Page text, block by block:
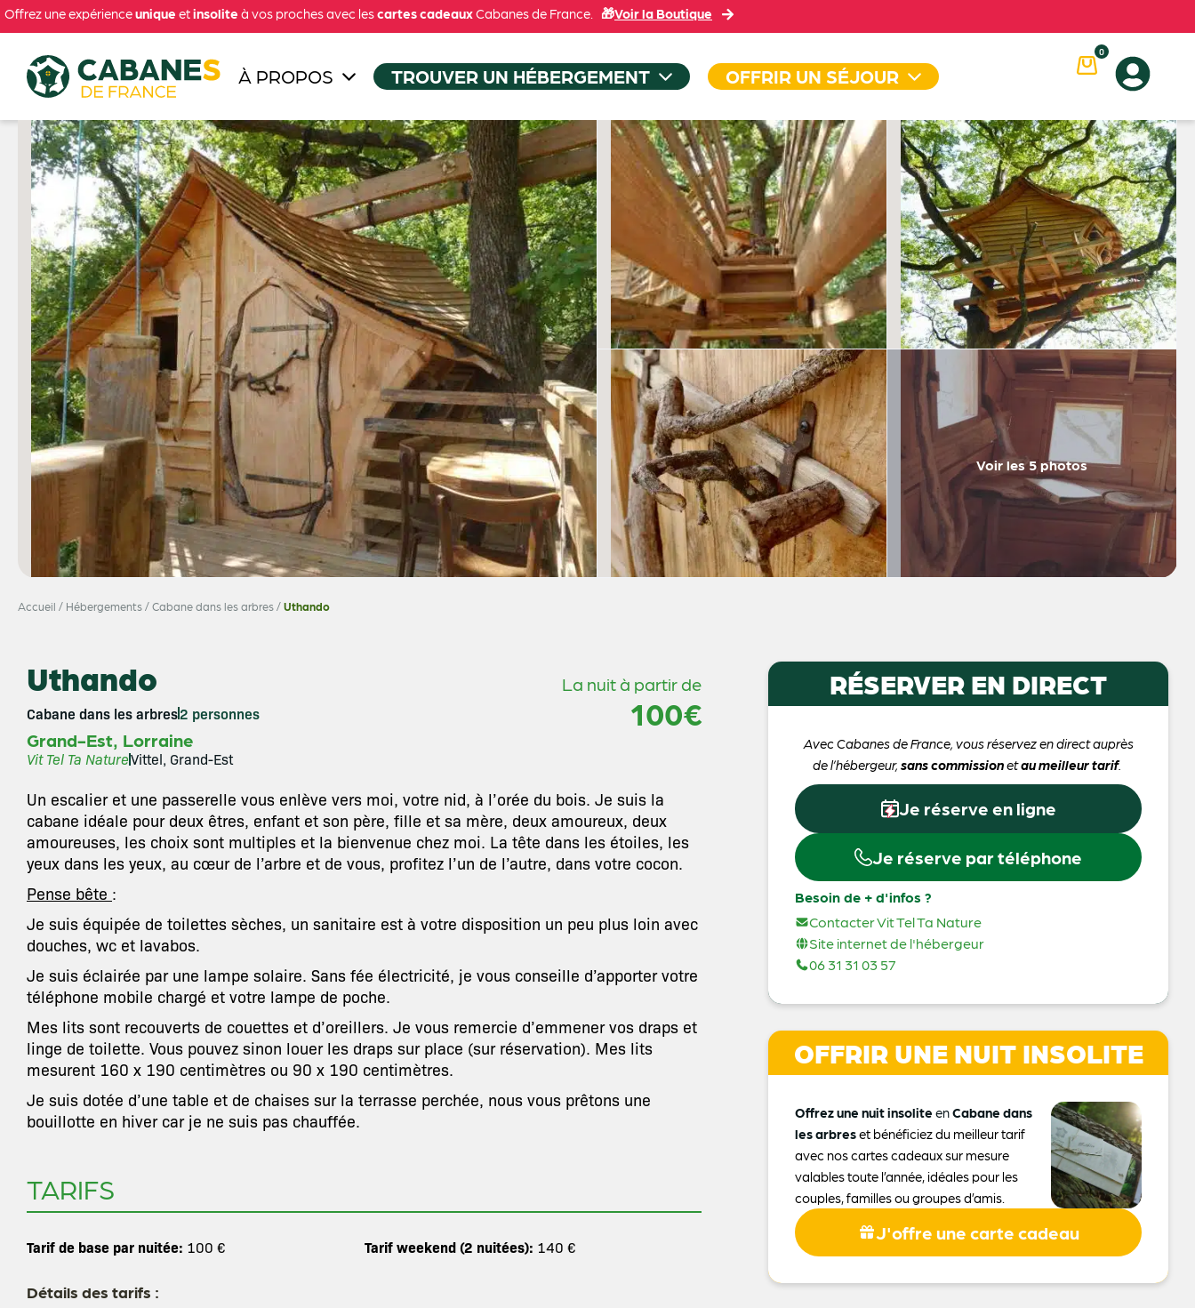
Offrez une expérienceunique etinsolite à vos proches avec lescartes cadeauxCabanes de France. 🎁Voir la Boutique
À PROPOS TROUVER UN HÉBERGEMENT OFFRIR UN SÉJOUR
0
Voir les 5 photos
Accueil / Hébergements/Cabane dans les arbres/Uthando
Uthando
Cabane dans les arbres2 personnes
La nuit à partir de
100€
Grand-Est, Lorraine
Vit Tel Ta NatureVittel, Grand-Est
Un escalier et une passerelle vous enlève vers moi, votre nid, à l’orée du bois. Je suis la
cabane idéale pour deux êtres, enfant et son père, fille et sa mère, deux amoureux, deux
amoureuses, les choix sont multiples et la bienvenue chez moi. La tête dans les étoiles, les
yeux dans les yeux, au cœur de l’arbre et de vous, profitez l’un de l’autre, dans votre cocon.
Pense bête :
Je suis équipée de toilettes sèches, un sanitaire est à votre disposition un peu plus loin avec
douches, wc et lavabos.
Je suis éclairée par une lampe solaire. Sans fée électricité, je vous conseille d’apporter votre
téléphone mobile chargé et votre lampe de poche.
Mes lits sont recouverts de couettes et d’oreillers. Je vous remercie d’emmener vos draps et
linge de toilette. Vous pouvez sinon louer les draps sur place (sur réservation). Mes lits
mesurent 160 x 190 centimètres ou 90 x 190 centimètres.
Je suis dotée d’une table et de chaises sur la terrasse perchée, nous vous prêtons une
bouillotte en hiver car je ne suis pas chauffée.
TARIFS
Tarif de base par nuitée: 100 € Tarif weekend (2 nuitées): 140 €
Détails des tarifs :
RÉSERVER EN DIRECT
Avec Cabanes de France, vous réservez en direct auprès
de l’hébergeur, sans commissionetau meilleur tarif.
Je réserve en ligne
Je réserve par téléphone
Besoin de + d'infos ?
Contacter Vit Tel Ta Nature
Site internet de l'hébergeur
06 31 31 03 57
OFFRIR UNE NUIT INSOLITE
Offrez une nuit insolite enCabane dans
les arbreset bénéficiez du meilleur tarif
avec nos cartes cadeaux sur mesure
valables toute l’année, idéales pour les
couples, familles ou groupes d’amis.
J'offre une carte cadeau